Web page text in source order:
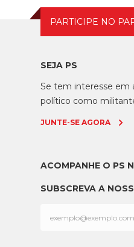
PARTICIPE NO
SEJA PS
Se tem interesse em
político como
JUNTE-SE AGORA
ACOMPANHE O PS
SUBSCREVA A